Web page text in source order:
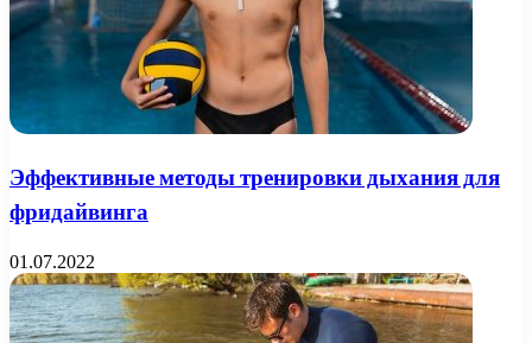
Эффективные методы тренировки дыхания для
фридайвинга
01.07.2022